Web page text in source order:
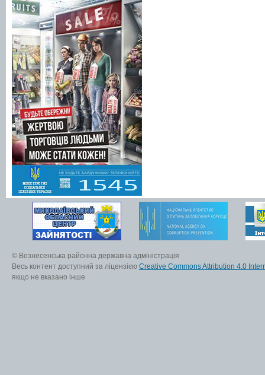
© Вознесенська районна державна адміністрація
Весь контент доступний за ліцензією Creative Commons Attribution 4.0
якщо не вказано інше